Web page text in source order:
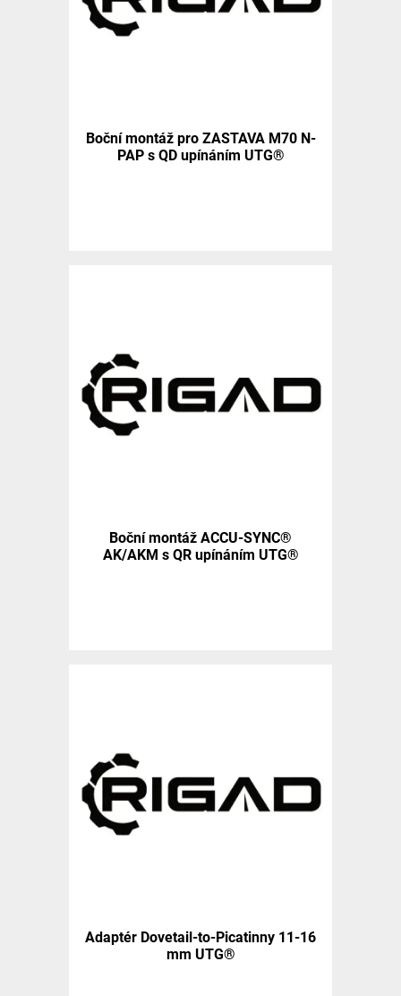
Boční montáž pro ZASTAVA M70 N-
PAP s QD upínáním UTG®
Boční montáž ACCU-SYNC®
AK/AKM s QR upínáním UTG®
Adaptér Dovetail-to-Picatinny 11-16
mm UTG®